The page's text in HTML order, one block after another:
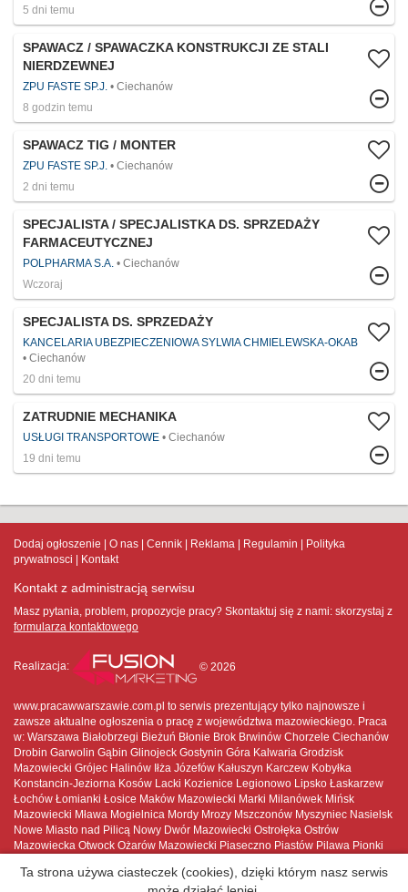
5 dni temu
SPAWACZ / SPAWACZKA KONSTRUKCJI ZE STALI
NIERDZEWNEJ
ZPU FASTE SP.J.
Ciechanów
8 godzin temu
SPAWACZ TIG / MONTER
ZPU FASTE SP.J.
Ciechanów
2 dni temu
SPECJALISTA / SPECJALISTKA DS. SPRZEDAŻY
FARMACEUTYCZNEJ
POLPHARMA S.A.
Ciechanów
Wczoraj
SPECJALISTA DS. SPRZEDAŻY
KANCELARIA UBEZPIECZENIOWA SYLWIA CHMIELEWSKA-OKAB
Ciechanów
20 dni temu
ZATRUDNIE MECHANIKA
USŁUGI TRANSPORTOWE
Ciechanów
19 dni temu
Dodaj ogłoszenie O nas Cennik Reklama Regulamin
Polityka
prywatnosci
Kontakt
Kontakt z administracją serwisu
Masz pytania, problem, propozycje pracy? Skontaktuj się z nami: skorzystaj z
formularza kontaktowego
Realizacja: © 2026
www.pracawwarszawie.com.pl to serwis prezentujący tylko najnowsze i
zawsze aktualne ogłoszenia o pracę z województwa mazowieckiego. Praca
w: Warszawa Białobrzegi Bieżuń Błonie Brok Brwinów Chorzele Ciechanów
Drobin Garwolin Gąbin Glinojeck Gostynin Góra Kalwaria Grodzisk
Mazowiecki Grójec Halinów Iłża Józefów Kałuszyn Karczew Kobyłka
Konstancin-Jeziorna Kosów Lacki Kozienice Legionowo Lipsko Łaskarzew
Łochów Łomianki Łosice Maków Mazowiecki Marki Milanówek Mińsk
Mazowiecki Mława Mogielnica Mordy Mrozy Mszczonów Myszyniec Nasielsk
Nowe Miasto nad Pilicą Nowy Dwór Mazowiecki Ostrołęka Ostrów
Mazowiecka Otwock Ożarów Mazowiecki Piaseczno Piastów Pilawa Pionki
Raciąż Radom Radzymin Różan Serock Siedlce Sierpc Skaryszew
Ta strona używa ciasteczek (cookies), dzięki którym nasz serwis